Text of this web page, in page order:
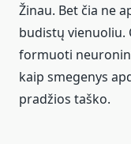
Žinau. Bet čia ne
budistų vienuoliu.
formuoti
kaip smegenys
pradžios taško.